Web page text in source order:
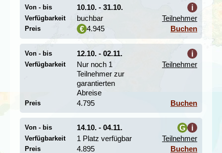
Shibuyagibt es eine Menge großer
Kaufhäuser und trendige Shops für die stylische
japanische Jugend. Die Yamanote-Ringlinie fährt
innerhalb einer Stunde überirdisch durch Tokyo und
bietet eine gute Gelegenheit, einen Eindruck von der
Stadt zu bekommen. Überall findet man Restaurants
und Gelegenheiten zum Ausgehen. Ihr könnt auch die
Zeit nutzen, um eine typisch japanische
Theateraufführung wie das Kabuki oder das stilisierte
Noh zu genießen. In Ginza und Shinjuku gibt es mehrere
Von - bis 10.10. - 31.10. i
Verfügbarkeit buchbar Teilnehmer
Preis € 4.945 Buchen
Von - bis 12.10. - 02.11. i
Verfügbarkeit
Nur noch 1
Teilnehmer zur
garantierten
Abreise
Teilnehmer
Preis 4.795 Buchen
Von - bis 14.10. - 04.11. G
i
i
Verfügbarkeit 1 Platz verfügbar Teilnehmer
Preis 4.895 Buchen